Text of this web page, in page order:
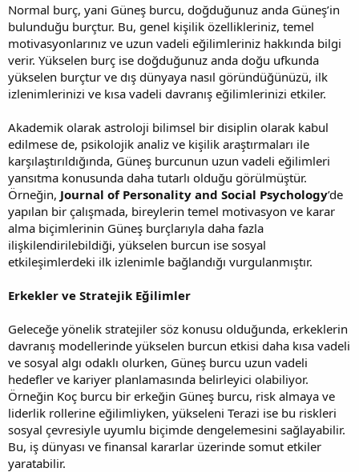
Normal burç, yani Güneş burcu, doğduğunuz anda Güneş’in
bulunduğu burçtur. Bu, genel kişilik özellikleriniz, temel
motivasyonlarınız ve uzun vadeli eğilimleriniz hakkında bilgi
verir. Yükselen burç ise doğduğunuz anda doğu ufkunda
yükselen burçtur ve dış dünyaya nasıl göründüğünüzü, ilk
izlenimlerinizi ve kısa vadeli davranış eğilimlerinizi etkiler.
Akademik olarak astroloji bilimsel bir disiplin olarak kabul
edilmese de, psikolojik analiz ve kişilik araştırmaları ile
karşılaştırıldığında, Güneş burcunun uzun vadeli eğilimleri
yansıtma konusunda daha tutarlı olduğu görülmüştür.
Örneğin, Journal of Personality and Social Psychology’de
yapılan bir çalışmada, bireylerin temel motivasyon ve karar
alma biçimlerinin Güneş burçlarıyla daha fazla
ilişkilendirilebildiği, yükselen burcun ise sosyal
etkileşimlerdeki ilk izlenimle bağlandığı vurgulanmıştır.
Erkekler ve Stratejik Eğilimler
Geleceğe yönelik stratejiler söz konusu olduğunda, erkeklerin
davranış modellerinde yükselen burcun etkisi daha kısa vadeli
ve sosyal algı odaklı olurken, Güneş burcu uzun vadeli
hedefler ve kariyer planlamasında belirleyici olabiliyor.
Örneğin Koç burcu bir erkeğin Güneş burcu, risk almaya ve
liderlik rollerine eğilimliyken, yükseleni Terazi ise bu riskleri
sosyal çevresiyle uyumlu biçimde dengelemesini sağlayabilir.
Bu, iş dünyası ve finansal kararlar üzerinde somut etkiler
yaratabilir.